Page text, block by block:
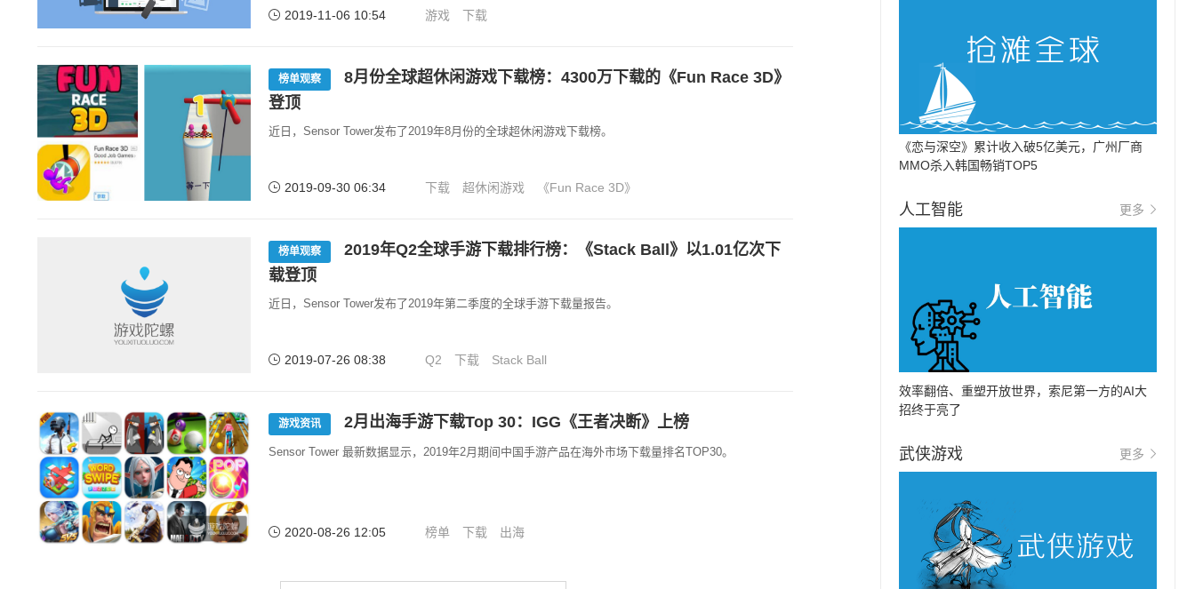
2019-11-06 10:54 游戏 下载
榜单观察
8月份全球超休闲游戏下载榜：4300万下载的《Fun Race 3D》
登顶
近日，Sensor Tower发布了2019年8月份的全球超休闲游戏下载榜。
2019-09-30 06:34 下载 超休闲游戏 《Fun Race 3D》
榜单观察
2019年Q2全球手游下载排行榜：《Stack Ball》以1.01亿次下
载登顶
近日，Sensor Tower发布了2019年第二季度的全球手游下载量报告。
2019-07-26 08:38 Q2 下载 Stack Ball
游戏资讯 2月出海手游下载Top 30：IGG《王者决断》上榜
Sensor Tower 最新数据显示，2019年2月期间中国手游产品在海外市场下载量排名TOP30。
2020-08-26 12:05 榜单 下载 出海
《恋与深空》累计收入破5亿美元，广州厂商
MMO杀入韩国畅销TOP5
人工智能 更多
效率翻倍、重塑开放世界，索尼第一方的AI大
招终于亮了
武侠游戏 更多